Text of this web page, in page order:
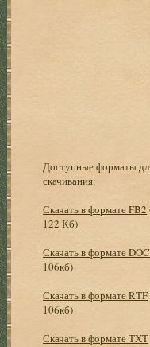
Доступные форматы
скачивания:
Скачать в формате FB2
122 Кб)
Скачать в формате DOC
106кб)
Скачать в формате RTF
106кб)
Скачать в формате TXT